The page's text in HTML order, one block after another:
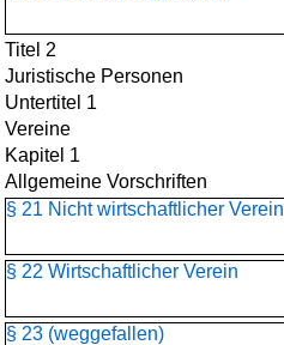
Titel 2
Juristische Personen
Untertitel 1
Vereine
Kapitel 1
Allgemeine Vorschriften
§ 21 Nicht wirtschaftlicher Verein
§ 22 Wirtschaftlicher Verein
§ 23 (weggefallen)